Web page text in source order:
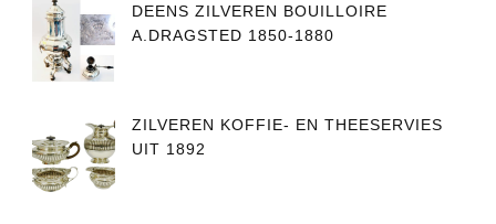
DEENS ZILVEREN BOUILLOIRE
A.DRAGSTED 1850-1880
ZILVEREN KOFFIE- EN THEESERVIES
UIT 1892